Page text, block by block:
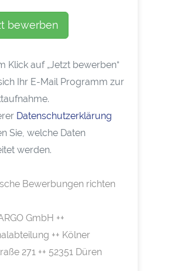
bewerben
Klick auf „Jetzt bewerben“
Ihr E-Mail Programm zur
Datenschutzerklärung
Sie, welche Daten
werden.
Bewerbungen richten
GmbH ++
++ Kölner
271 ++ 52351 Düren